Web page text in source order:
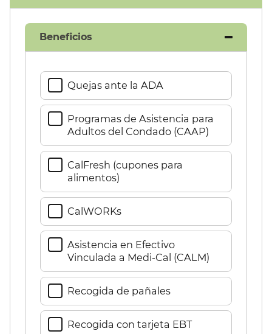
Beneficios​​
Quejas ante la ADA​​
Adultos del Condado (CAAP)​​
alimentos)​​
CalWORKs​​
Vinculada a Medi-Cal (CALM)​​
Recogida de pañales​​
Recogida con tarjeta EBT​​